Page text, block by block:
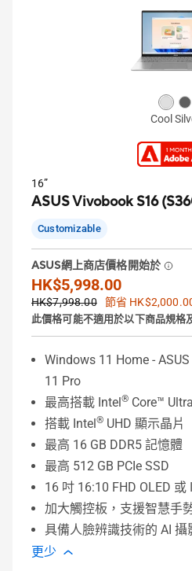
Cool
16”
ASUS Vivobook S16
Customizable
ASUS網上商店價格開始於
HK$5,998.00
HK$7,998.00
節省
此價格可能不適用於以下商品規格
Windows 11 Home -
11 Pro
最高搭載 Intel® Core™
搭載 Intel® UHD 顯示晶片
最高 16 GB DDR5 記憶體
最高 512 GB PCIe SSD
16 吋 16:10 FHD OLED 或
加大觸控板，支援智慧手
具備人臉辨識技術的 AI 攝
更少